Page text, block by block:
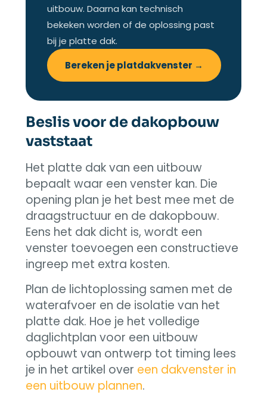
uitbouw. Daarna kan technisch
bekeken worden of de oplossing past
bij je platte dak.
Bereken je platdakvenster →
Beslis voor de dakopbouw
vaststaat
Het platte dak van een uitbouw
bepaalt waar een venster kan. Die
opening plan je het best mee met de
draagstructuur en de dakopbouw.
Eens het dak dicht is, wordt een
venster toevoegen een constructieve
ingreep met extra kosten.
Plan de lichtoplossing samen met de
waterafvoer en de isolatie van het
platte dak. Hoe je het volledige
daglichtplan voor een uitbouw
opbouwt van ontwerp tot timing lees
je in het artikel over een dakvenster in
een uitbouw plannen.